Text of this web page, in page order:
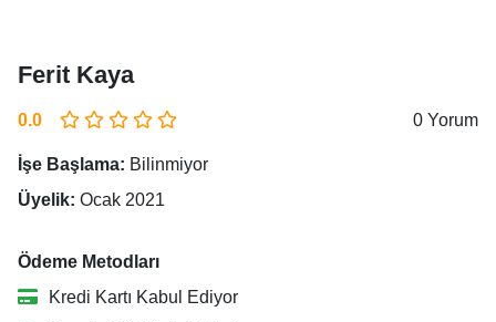
Ferit Kaya
0.0 0 Yorum
İşe Başlama: Bilinmiyor
Üyelik: Ocak 2021
Ödeme Metodları
Kredi Kartı Kabul Ediyor